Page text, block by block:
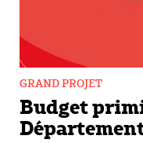
Budget
GRAND PROJET